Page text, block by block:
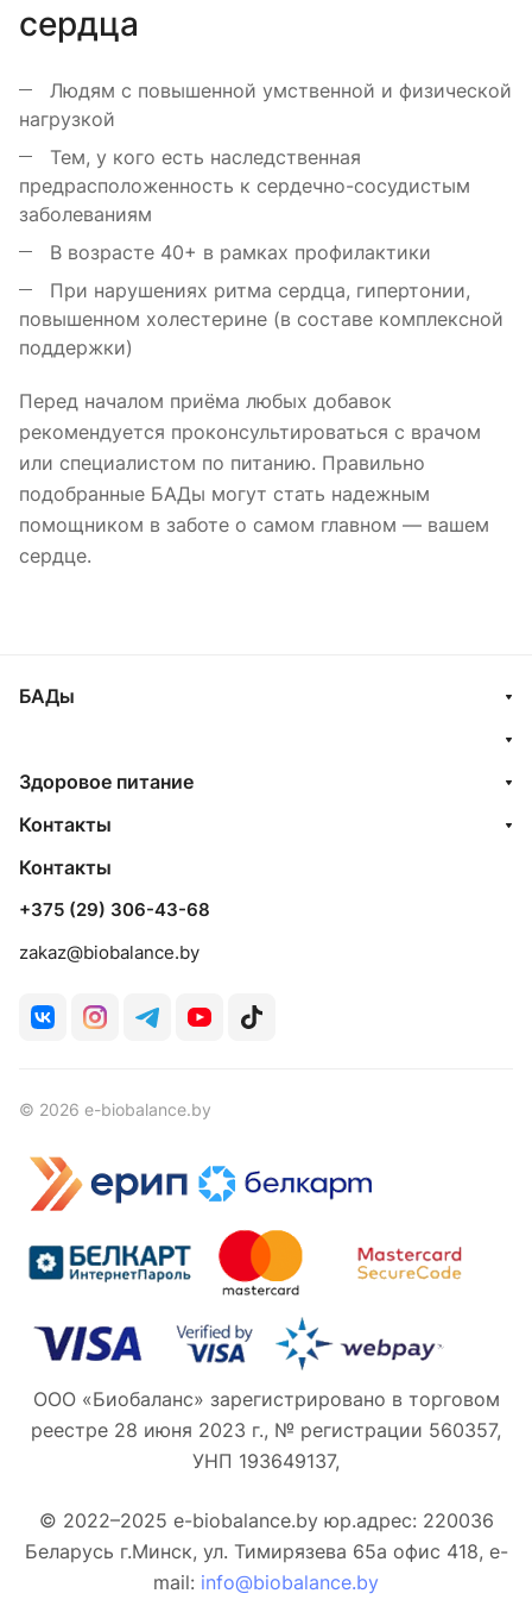
сердца
Людям с повышенной умственной и физической
нагрузкой
Тем, у кого есть наследственная
предрасположенность к сердечно-сосудистым
заболеваниям
В возрасте 40+ в рамках профилактики
При нарушениях ритма сердца, гипертонии,
повышенном холестерине (в составе комплексной
поддержки)
Перед началом приёма любых добавок
рекомендуется проконсультироваться с врачом
или специалистом по питанию. Правильно
подобранные БАДы могут стать надежным
помощником в заботе о самом главном — вашем
сердце.
БАДы
Здоровое питание
Контакты
Контакты
+375 (29) 306-43-68
zakaz@biobalance.by
© 2026 e-biobalance.by
ООО «Биобаланс» зарегистрировано в торговом
реестре 28 июня 2023 г., № регистрации 560357,
УНП 193649137,
© 2022–2025 e-biobalance.by юр.адрес: 220036
Беларусь г.Минск, ул. Тимирязева 65а офис 418, e-
mail: info@biobalance.by